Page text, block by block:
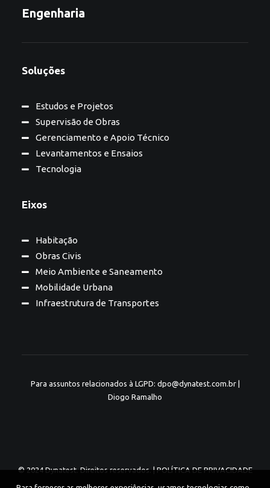
Engenharia
Soluções
Estudos e Projetos
Supervisão de Obras
Gerenciamento e Apoio Técnico
Levantamentos e Ensaios
Tecnologia
Eixos
Habitação
Obras Civis
Meio Ambiente e Saneamento
Mobilidade Urbana
Infraestrutura de Transportes
Para assuntos relacionados à LGPD: dpo@dynatest.com.br |
Diogo Ramalho
© 2024 Dynatest. Direitos reservados. | POLÍTICA DE PRIVACIDADE